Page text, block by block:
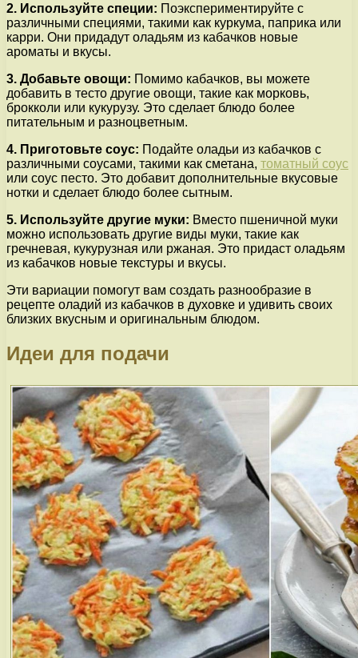
2. Используйте специи: Поэкспериментируйте с
различными специями, такими как куркума, паприка или
карри. Они придадут оладьям из кабачков новые
ароматы и вкусы.
3. Добавьте овощи: Помимо кабачков, вы можете
добавить в тесто другие овощи, такие как морковь,
брокколи или кукурузу. Это сделает блюдо более
питательным и разноцветным.
4. Приготовьте соус: Подайте оладьи из кабачков с
различными соусами, такими как сметана, томатный соус
или соус песто. Это добавит дополнительные вкусовые
нотки и сделает блюдо более сытным.
5. Используйте другие муки: Вместо пшеничной муки
можно использовать другие виды муки, такие как
гречневая, кукурузная или ржаная. Это придаст оладьям
из кабачков новые текстуры и вкусы.
Эти вариации помогут вам создать разнообразие в
рецепте оладий из кабачков в духовке и удивить своих
близких вкусным и оригинальным блюдом.
Идеи для подачи